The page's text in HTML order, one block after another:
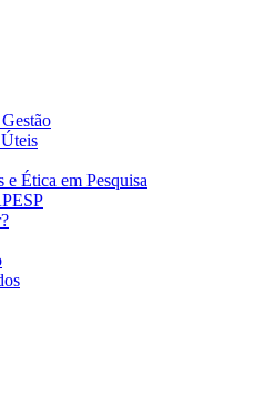
e Ética em Pesquisa